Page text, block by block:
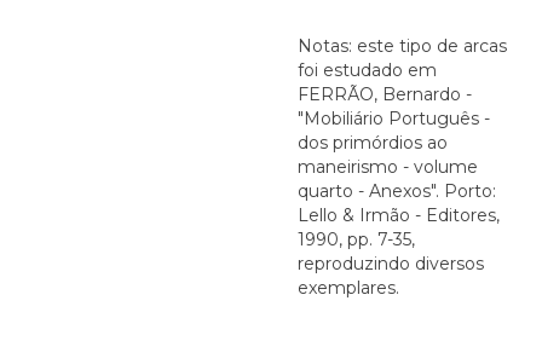
Notas: este tipo de arcas
foi estudado em
FERRÃO, Bernardo -
"Mobiliário Português -
dos primórdios ao
maneirismo - volume
quarto - Anexos". Porto:
Lello & Irmão - Editores,
1990, pp. 7-35,
reproduzindo diversos
exemplares.